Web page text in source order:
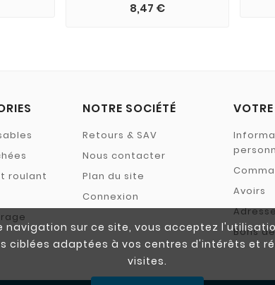
navigation sur ce site, vous acceptez
ciblées adaptées à vos centres d'intérêts et
visites.
8,47 €
roulant
NOTRE SOCIÉTÉ
Retours & SAV
Nous contacter
Plan du site
Connexion
Avoirs
Bons